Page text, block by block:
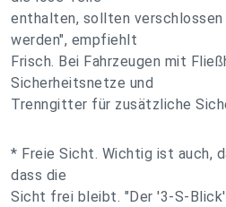
enthalten, sollten
werden", empfiehlt
Frisch. Bei Fahrzeugen mit
Sicherheitsnetze und
Trenngitter für zusätzliche
* Freie Sicht. Wichtig ist auch,
dass die
Sicht frei bleibt. "Der '3-S-